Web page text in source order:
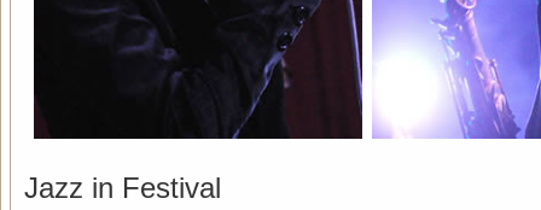
Jazz in Festival